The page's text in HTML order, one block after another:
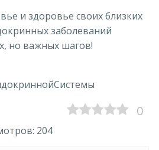
и здоровье своих близких
заболеваний
но важных шагов!
0
204